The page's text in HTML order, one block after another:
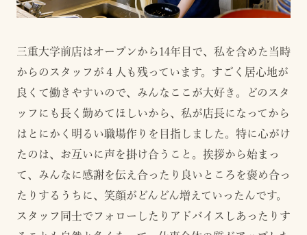
三重大学前店はオープンから14年目で、私を含めた当時
からのスタッフが４人も残っています。すごく居心地が
良くて働きやすいので、みんなここが大好き。どのスタ
ッフにも長く勤めてほしいから、私が店長になってから
はとにかく明るい職場作りを目指しました。特に心がけ
たのは、お互いに声を掛け合うこと。挨拶から始まっ
て、みんなに感謝を伝え合ったり良いところを褒め合っ
たりするうちに、笑顔がどんどん増えていったんです。
スタッフ同士でフォローしたりアドバイスしあったりす